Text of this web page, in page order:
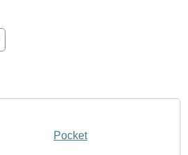
Pocket